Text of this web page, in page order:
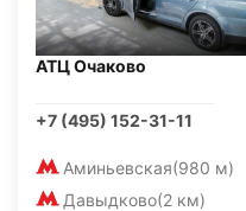
АТЦ Очаково
+7 (495) 152-31-11
Аминьевская(980 м)
Давыдково(2 км)